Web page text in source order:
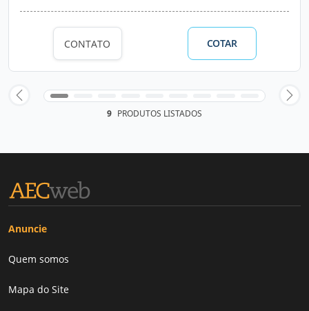
CONTATO COTAR
9 PRODUTOS LISTADOS
Anuncie
Quem somos
Mapa do Site